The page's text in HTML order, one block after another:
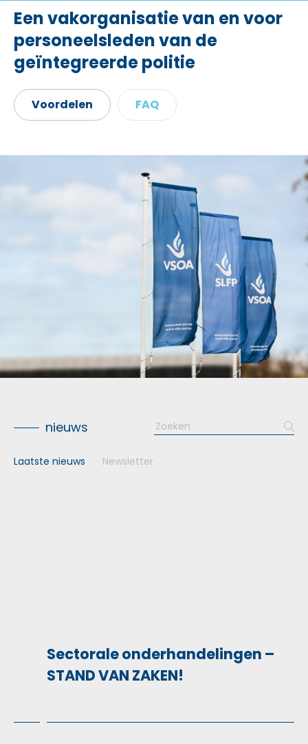
Een vakorganisatie van en voor
personeelsleden van de
geïntegreerde politie
Voordelen FAQ
nieuws
Laatste nieuws Newsletter
Search
Sectorale onderhandelingen –
STAND VAN ZAKEN!